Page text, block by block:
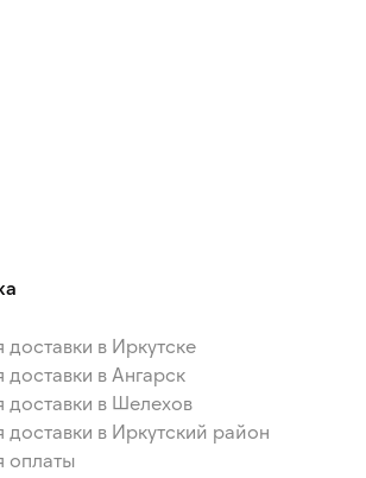
доставки в Иркутске
доставки в Ангарск
доставки в Шелехов
доставки в Иркутский район
оплаты